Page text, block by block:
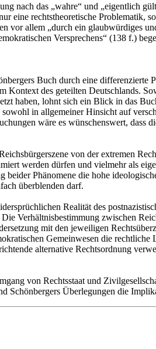
nach das „wahre“ und „eigentlich
eine rechtstheoretische Problematik,
vor allem „durch ein glaubwürdiges
Versprechens“ (138 f.)
Buch durch eine
Kontext des geteilten Deutschlands.
haben, lohnt sich ein Blick in das
in allgemeiner Hinsicht auf
wäre es wünschenswert, dass
von der extremen
werden dürfen und vielmehr als
Phänomene die hohe
überblenden darf.
Realität des
Verhältnisbestimmung zwischen
mit den jeweiligen
Gemeinwesen die
alternative Rechtsordnung
von Rechtsstaat und
Schönbergers Überlegungen die